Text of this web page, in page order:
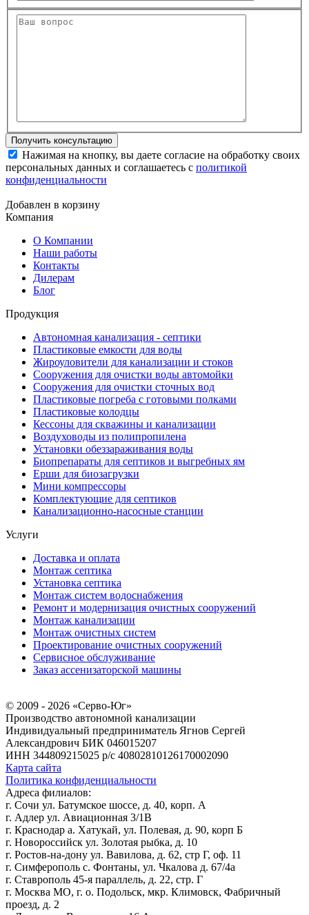
Нажимая на кнопку, вы даете согласие на обработку своих
персональных данных и соглашаетесь с политикой
конфиденциальности
Добавлен в корзину
Компания
О Компании
Наши работы
Контакты
Дилерам
Блог
Продукция
Автономная канализация - септики
Пластиковые емкости для воды
Жироуловители для канализации и стоков
Сооружения для очистки воды автомойки
Сооружения для очистки сточных вод
Пластиковые погреба с готовыми полками
Пластиковые колодцы
Кессоны для скважины и канализации
Воздуховоды из полипропилена
Установки обеззараживания воды
Биопрепараты для септиков и выгребных ям
Ерши для биозагрузки
Мини компрессоры
Комплектующие для септиков
Канализационно-насосные станции
Услуги
Доставка и оплата
Монтаж септика
Установка септика
Монтаж систем водоснабжения
Ремонт и модернизация очистных сооружений
Монтаж канализации
Монтаж очистных систем
Проектирование очистных сооружений
Сервисное обслуживание
Заказ ассенизаторской машины
© 2009 - 2026 «Серво-Юг»
Производство автономной канализации
Индивидуальный предприниматель Ягнов Сергей
Александрович БИК 046015207
ИНН 344809215025 р/с 40802810126170002090
Карта сайта
Политика конфиденциальности
Адреса филиалов:
г. Сочи ул. Батумское шоссе, д. 40, корп. А
г. Адлер ул. Авиационная 3/1В
г. Краснодар а. Хатукай, ул. Полевая, д. 90, корп Б
г. Новороссийск ул. Золотая рыбка, д. 10
г. Ростов-на-дону ул. Вавилова, д. 62, стр Г, оф. 11
г. Симферополь с. Фонтаны, ул. Чкалова д. 67/4а
г. Ставрополь 45-я параллель, д. 22, стр. Г
г. Москва МО, г. о. Подольск, мкр. Климовск, Фабричный
проезд, д. 2